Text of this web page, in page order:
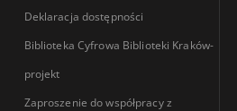
Deklaracja dostępności
Biblioteka Cyfrowa Biblioteki Kraków-
projekt
Zaproszenie do współpracy z